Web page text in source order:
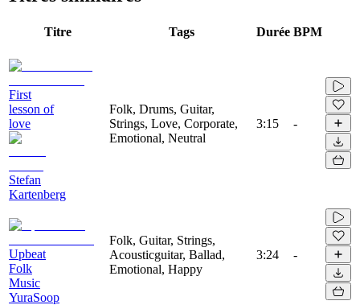
Titre Tags Durée BPM
First
lesson of
love
Stefan
Kartenberg
Folk, Drums, Guitar,
Strings, Love, Corporate,
Emotional, Neutral
3:15 -
Upbeat
Folk
Music
YuraSoop
Folk, Guitar, Strings,
Acousticguitar, Ballad,
Emotional, Happy
3:24 -